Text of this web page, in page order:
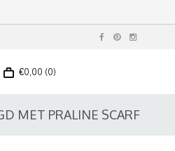
€0,00 (0)
MET PRALINE SCARF